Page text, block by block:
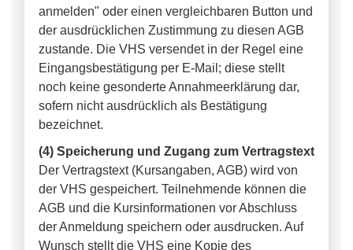
anmelden" oder einen vergleichbaren Button und
der ausdrücklichen Zustimmung zu diesen AGB
zustande. Die VHS versendet in der Regel eine
Eingangsbestätigung per E-Mail; diese stellt
noch keine gesonderte Annahmeerklärung dar,
sofern nicht ausdrücklich als Bestätigung
bezeichnet.
(4) Speicherung und Zugang zum Vertragstext
Der Vertragstext (Kursangaben, AGB) wird von
der VHS gespeichert. Teilnehmende können die
AGB und die Kursinformationen vor Abschluss
der Anmeldung speichern oder ausdrucken. Auf
Wunsch stellt die VHS eine Kopie des